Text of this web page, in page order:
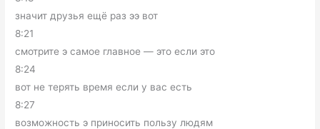
значит друзья ещё раз ээ вот
8:21
смотрите э самое главное — это если это
8:24
вот не терять время если у вас есть
8:27
возможность э приносить пользу людям